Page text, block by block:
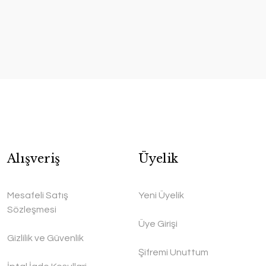
Alışveriş
Mesafeli Satış
Sözleşmesi
Gizlilik ve Güvenlik
Üyelik
Yeni Üyelik
Üye Girişi
Şifremi Unuttum